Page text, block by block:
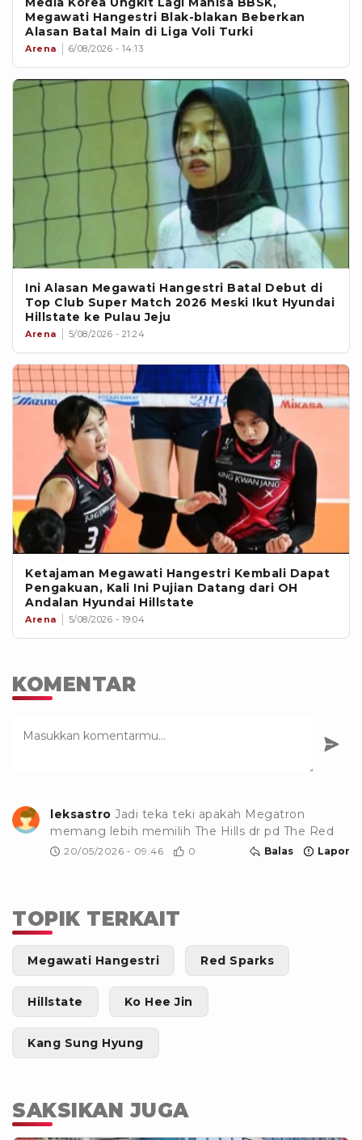
Megawati Hangestri Blak-blakan Beberkan
Alasan Batal Main di Liga Voli Turki
Arena 6/08/2026 - 14:13
Ini Alasan Megawati Hangestri Batal Debut di
Top Club Super Match 2026 Meski Ikut Hyundai
Hillstate ke Pulau Jeju
Arena 5/08/2026 - 21:24
Ketajaman Megawati Hangestri Kembali Dapat
Pengakuan, Kali Ini Pujian Datang dari OH
Andalan Hyundai Hillstate
Arena 5/08/2026 - 19:04
KOMENTAR
leksastro Jadi teka teki apakah Megatron
memang lebih memilih The Hills dr pd The Red
20/05/2026 - 09:46 0 Balas Lapor
TOPIK TERKAIT
Megawati Hangestri Red Sparks
Hillstate Ko Hee Jin
Kang Sung Hyung
SAKSIKAN JUGA